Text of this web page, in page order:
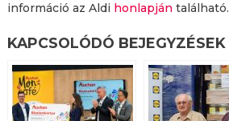
információ az Aldi honlapján található.
KAPCSOLÓDÓ BEJEGYZÉSEK